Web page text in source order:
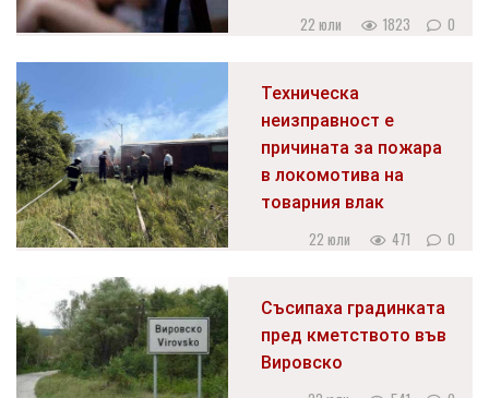
22 юли 1823 0
Техническа
неизправност е
причината за пожара
в локомотива на
товарния влак
22 юли 471 0
Съсипаха градинката
пред кметството във
Вировско